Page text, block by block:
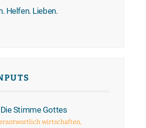
Helfen. Lieben.
Stimme Gottes
wirtschaften,